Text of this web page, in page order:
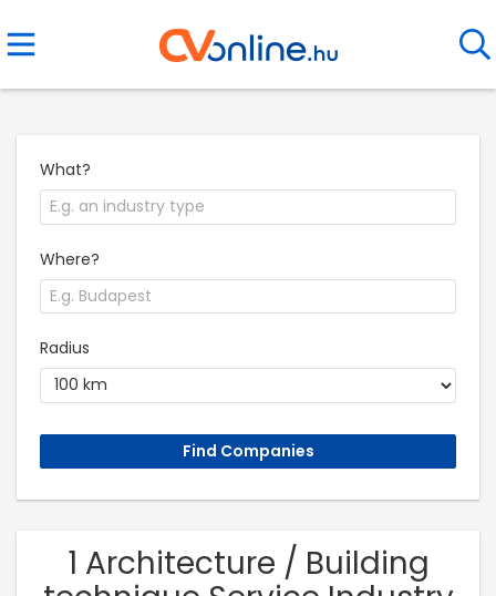
What?
Where?
Radius
1 Architecture / Building